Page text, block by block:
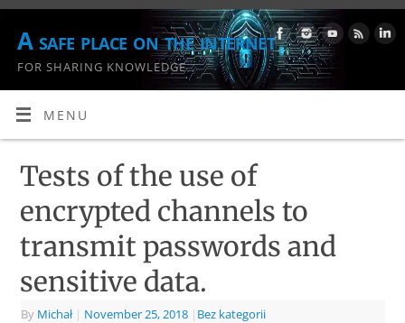
A safe place on the internet
FOR SHARING KNOWLEDGE
MENU
Tests of the use of
encrypted channels to
transmit passwords and
sensitive data.
By Michał | November 25, 2018 | Bez kategorii